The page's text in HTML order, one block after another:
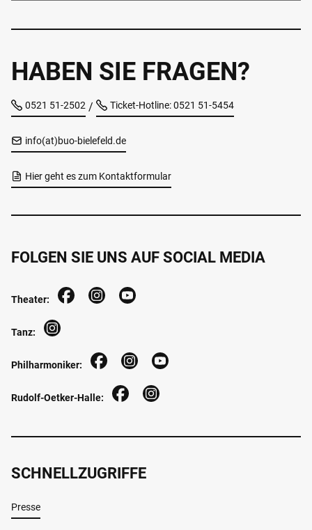
HABEN SIE FRAGEN?
0521 51-2502 / Ticket-Hotline: 0521 51-5454
info(at)buo-bielefeld.de
Hier geht es zum Kontaktformular
SCHNELLZUGRIFFE
Presse
FOLGEN SIE UNS AUF SOCIAL MEDIA
Theater:
Tanz:
Philharmoniker:
Rudolf-Oetker-Halle: